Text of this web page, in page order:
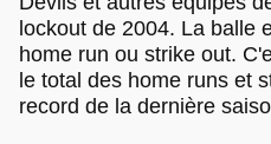
lockout de 2004. La balle
home run ou strike out.
le total des home runs et
record de la dernière